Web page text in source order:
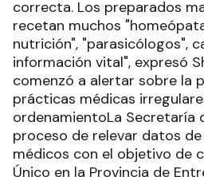
correcta. Los preparados
recetan muchos
nutrición", "parasicólogos",
información vital", expresó
comenzó a alertar sobre la
prácticas médicas
ordenamientoLa Secretaría
proceso de relevar datos
médicos con el objetivo de
Único en la Provincia de